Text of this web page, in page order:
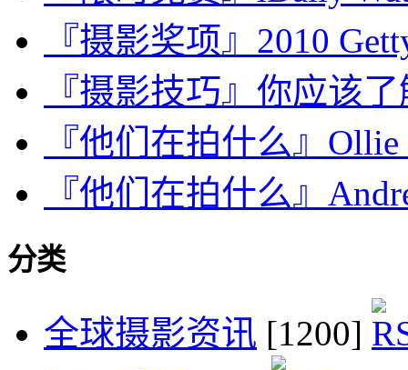
『摄影奖项』2010
『摄影技巧』你应该
『他们在拍什么』
『他们在拍什么』
分类
全球摄影资讯 [1200]